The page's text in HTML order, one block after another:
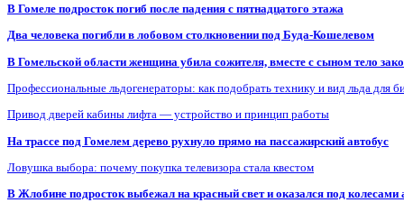
В Гомеле подросток погиб после падения с пятнадцатого этажа
Два человека погибли в лобовом столкновении под Буда-Кошелевом
В Гомельской области женщина убила сожителя, вместе с сыном тело
Профессиональные льдогенераторы: как подобрать технику и вид льда для
Привод дверей кабины лифта — устройство и принцип работы
На трассе под Гомелем дерево рухнуло прямо на пассажирский автобус
Ловушка выбора: почему покупка телевизора стала квестом
В Жлобине подросток выбежал на красный свет и оказался под колесами